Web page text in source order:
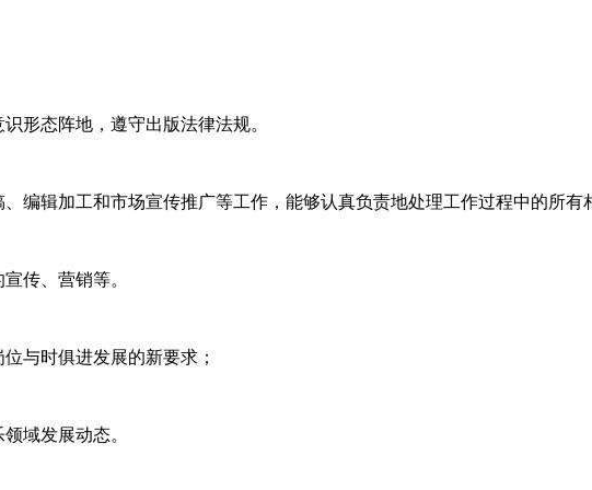
形态阵地，遵守出版法律法规。
编辑加工和市场宣传推广等工作，能够认真负责地处理工作过程中的所有
传、营销等。
与时俱进发展的新要求；
域发展动态。